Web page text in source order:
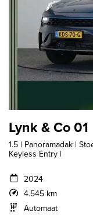
Lynk & Co 01
1.5 | Panoramadak |
Keyless Entry |
2024
4.545 km
Automaat